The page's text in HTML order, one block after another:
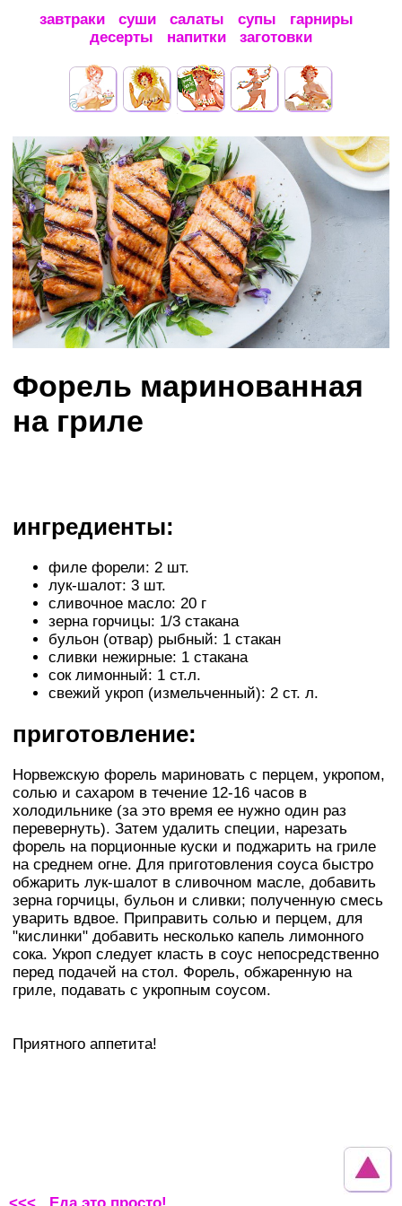
завтраки суши салаты супы
гарниры
десерты
напитки заготовки
Форель маринованная
на гриле
ингредиенты:
филе форели: 2 шт.
лук-шалот: 3 шт.
сливочное масло: 20 г
зерна горчицы: 1/3 стакана
бульон (отвар) рыбный: 1 стакан
сливки нежирные: 1 стакана
сок лимонный: 1 ст.л.
свежий укроп (измельченный): 2 ст. л.
приготовление:
Норвежскую форель мариновать с перцем, укропом,
солью и сахаром в течение 12-16 часов в
холодильнике (за это время ее нужно один раз
перевернуть). Затем удалить специи, нарезать
форель на порционные куски и поджарить на гриле
на среднем огне. Для приготовления соуса быстро
обжарить лук-шалот в сливочном масле, добавить
зерна горчицы, бульон и сливки; полученную смесь
уварить вдвое. Приправить солью и перцем, для
"кислинки" добавить несколько капель лимонного
сока. Укроп следует класть в соус непосредственно
перед подачей на стол. Форель, обжаренную на
гриле, подавать с укропным соусом.
Приятного аппетита!